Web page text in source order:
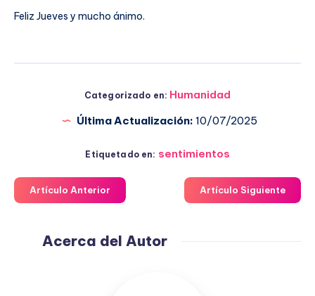
Feliz Jueves y mucho ánimo.
Categorizado en: Humanidad
Última Actualización: 10/07/2025
Etiquetado en: sentimientos
Artículo Anterior Artículo Siguiente
Acerca del Autor